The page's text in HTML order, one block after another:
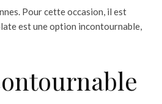
Pour cette occasion, il est
est une option incontournable,